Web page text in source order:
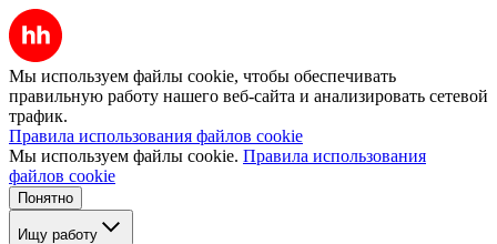
Мы используем файлы cookie, чтобы обеспечивать
правильную работу нашего веб-сайта и анализировать сетевой
трафик.
Правила использования файлов cookie
Мы используем файлы cookie. Правила использования
файлов cookie
Понятно
Ищу работу